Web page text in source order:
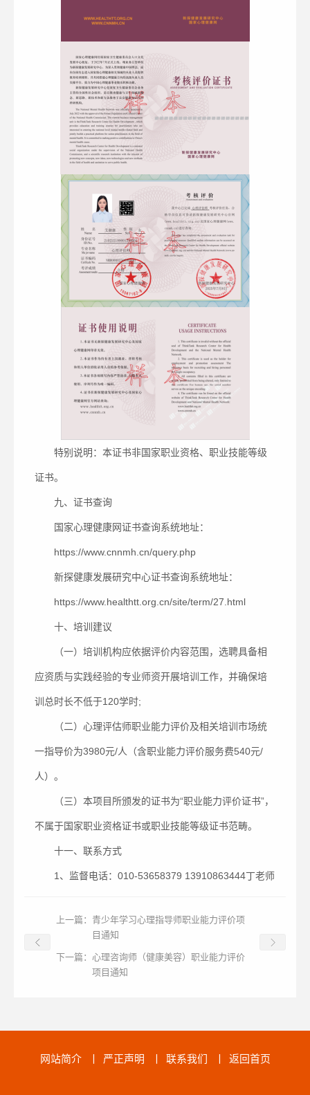
特别说明：本证书非国家职业资格、职业技能等级
证书。
九、证书查询
国家心理健康网证书查询系统地址：
https://www.cnnmh.cn/query.php
新探健康发展研究中心证书查询系统地址：
https://www.healthtt.org.cn/site/term/27.html
十、培训建议
（一）培训机构应依据评价内容范围，选聘具备相
应资质与实践经验的专业师资开展培训工作，并确保培
训总时长不低于120学时;
（二）心理评估师职业能力评价及相关培训市场统
一指导价为3980元/人（含职业能力评价服务费540元/
人）。
（三）本项目所颁发的证书为“职业能力评价证书”，
不属于国家职业资格证书或职业技能等级证书范畴。
十一、联系方式
1、监督电话：010-53658379 13910863444丁老师
上一篇： 青少年学习心理指导师职业能力评价项
目通知
下一篇： 心理咨询师（健康美容）职业能力评价
项目通知
网站简介 严正声明 联系我们 返回首页